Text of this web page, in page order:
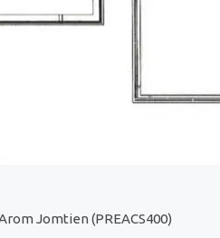
Jomtien (PREACS400)